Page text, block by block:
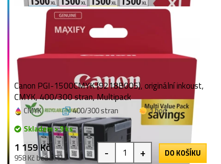
Canon PGI-1500CMYK (9218B005), originální inkoust,
CMYK, 400/300 stran, Multipack
CMYK 400/300 stran
1 bod
Skladem > 9 ks
1 159 Kč
958 Kč bez DPH - + DO KOŠÍKU